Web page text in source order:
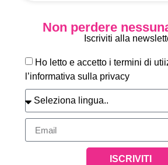
Non perdere
Iscriviti alla
Ho letto e accetto i termini di
l’informativa sulla privacy
ISCRIVITI